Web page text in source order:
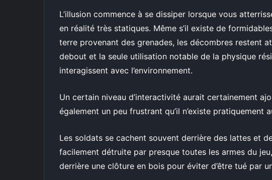
L’illusion commence à se dissiper lorsque vous
en réalité très statiques. Même s’il existe de
terre provenant des grenades, les décombres restent
debout et la seule utilisation notable de la physique
interagissent avec l’environnement.
Un certain niveau d’interactivité aurait certainement
également un peu frustrant qu’il n’existe pratiquement
Les soldats se cachent souvent derrière des lattes et
facilement détruite par presque toutes les armes du
derrière une clôture en bois pour éviter d’être tué par